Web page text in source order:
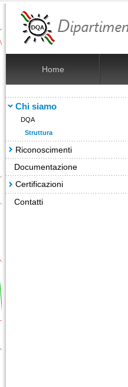
Home
Chi siamo
DQA
Struttura
Riconoscimenti
Documentazione
Certificazioni
Contatti